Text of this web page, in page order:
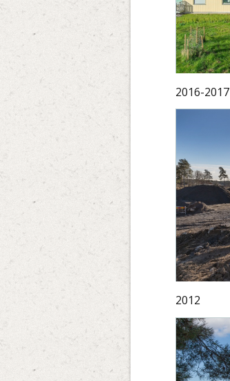
2016-2017
2012